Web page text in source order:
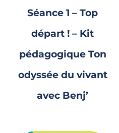
Séance 1 – Top
départ ! – Kit
pédagogique Ton
odyssée du vivant
avec Benj’